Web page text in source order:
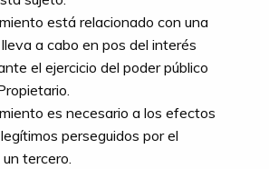
está relacionado con una
a cabo en pos del interés
el ejercicio del poder público
es necesario a los efectos
perseguidos por el
tercero.